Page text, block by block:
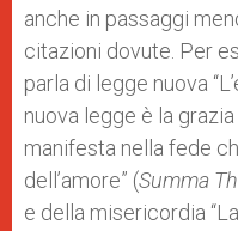
anche in passaggi
citazioni dovute. Per
parla di legge nuova
nuova legge è la
manifesta nella fede
dell’amore” (Summa
e della misericordia